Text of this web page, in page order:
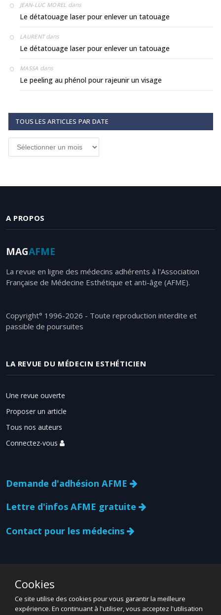
JEAN-LUC MOREL dans
Le détatouage laser pour enlever un tatouage
LAURENTdans
Le détatouage laser pour enlever un tatouage
MASSA dans
Le peeling au phénol pour rajeunir un visage
TOUS LES ARTICLES PAR DATE
A PROPOS
MAGAFME
La revue en ligne des médecins adhérents à l'Association
Française de Médecine Esthétique et anti-âge (AFME).
Copyright° 1996-2026 - Toute reproduction interdite et
passible de poursuites
LA REVUE DU MÉDECIN ESTHÉTICIEN
Une revue ouverte
Proposer un article
Tous nos auteurs
Connectez-vous
Demande d'adhésion AFME
Lettre d'infos AFME gratuite
Contact pour les médecins
Cookies
Ce site utilise des cookies pour vous garantir la meilleure
expérience. En continuant à l'utiliser, vous acceptez l'utilisation